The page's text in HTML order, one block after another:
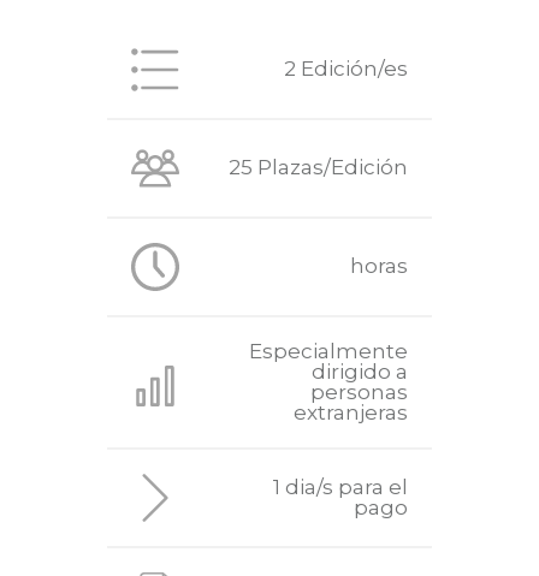
2 Edición/es
25 Plazas/Edición
horas
Especialmente
dirigido a
personas
extranjeras
1 dia/s para el
pago